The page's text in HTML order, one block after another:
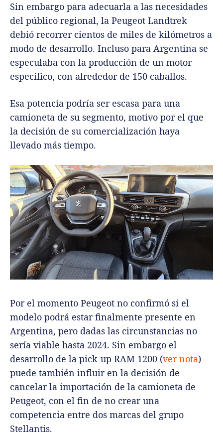
Sin embargo para adecuarla a las necesidades
del público regional, la Peugeot Landtrek
debió recorrer cientos de miles de kilómetros a
modo de desarrollo. Incluso para Argentina se
especulaba con la producción de un motor
específico, con alrededor de 150 caballos.
Esa potencia podría ser escasa para una
camioneta de su segmento, motivo por el que
la decisión de su comercialización haya
llevado más tiempo.
Por el momento Peugeot no confirmó si el
modelo podrá estar finalmente presente en
Argentina, pero dadas las circunstancias no
sería viable hasta 2024. Sin embargo el
desarrollo de la pick-up RAM 1200 (ver nota)
puede también influir en la decisión de
cancelar la importación de la camioneta de
Peugeot, con el fin de no crear una
competencia entre dos marcas del grupo
Stellantis.